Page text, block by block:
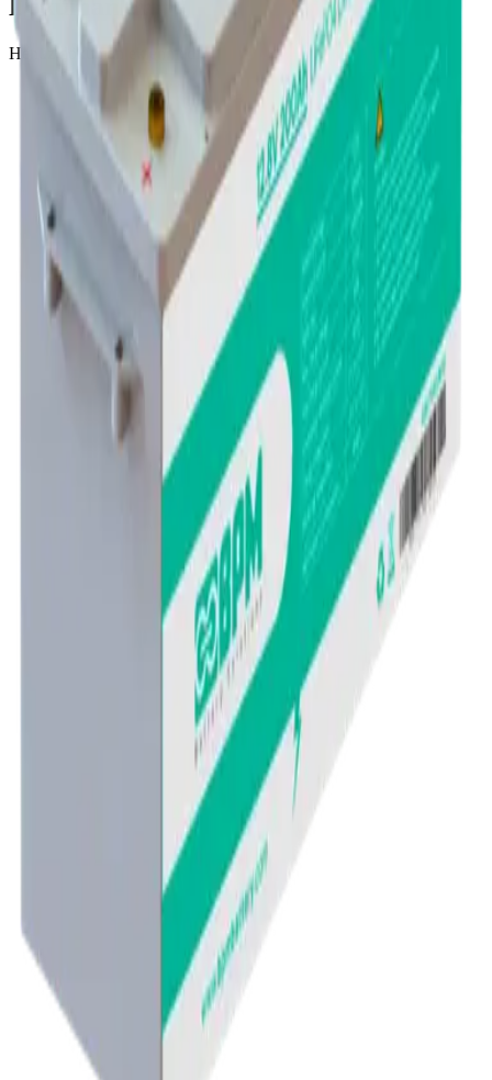
Dökümanlar
Henüz döküman eklenmedi.
Ana Sayfa
Ürünler
Solar Taşıyıcı Sistemler
Fiyatlarımız
Hakkımızda
Misyonumuz & Vizyonumuz
Telefon: +90 850 225 14 15
E-Mail: info@sspenergy.com
Adres: Burak Mah. Eski Nizip, 6100. Cd. No:37/C, 27060
Şehitkamil/Gaziantep
KVKK Aydınlatma Metni
Türkiye Ana Dağıtıcılıklarımız